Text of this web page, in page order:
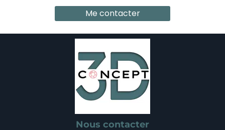
Me contacter
Nous contacter